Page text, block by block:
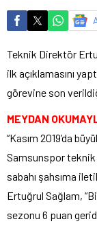
Teknik Direktör
ilk açıklamasını
görevine son
MEYDAN
“Kasım 2019’da
Samsunspor
sabahı şahsıma
Ertuğrul Sağlam,
sezonu 6 puan